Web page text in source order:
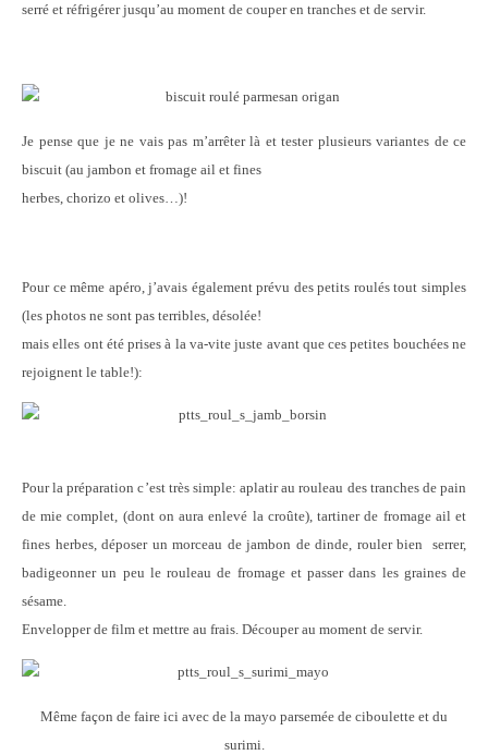
serré et réfrigérer jusqu’au moment de couper en tranches et de servir.
Je pense que je ne vais pas m’arrêter là et tester plusieurs variantes de ce
biscuit (au jambon et fromage ail et fines
herbes, chorizo et olives…)!
Pour ce même apéro, j’avais également prévu des petits roulés tout simples
(les photos ne sont pas terribles, désolée!
mais elles ont été prises à la va-vite juste avant que ces petites bouchées ne
rejoignent le table!):
Pour la préparation c’est très simple: aplatir au rouleau des tranches de pain
de mie complet, (dont on aura enlevé la croûte), tartiner de fromage ail et
fines herbes, déposer un morceau de jambon de dinde, rouler bien serrer,
badigeonner un peu le rouleau de fromage et passer dans les graines de
sésame.
Envelopper de film et mettre au frais. Découper au moment de servir.
Même façon de faire ici avec de la mayo parsemée de ciboulette et du
surimi.